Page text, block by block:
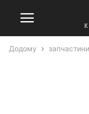
Додому